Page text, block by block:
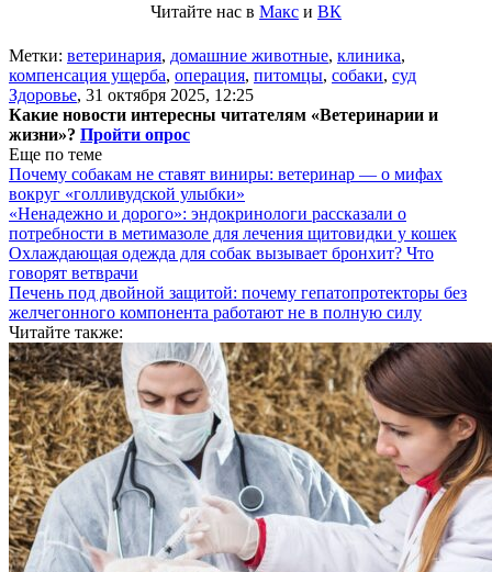
Читайте нас в Макс и ВК
Метки: ветеринария, домашние животные, клиника,
компенсация ущерба, операция, питомцы, собаки, суд
Здоровье, 31 октября 2025, 12:25
Какие новости интересны читателям «Ветеринарии и
жизни»? Пройти опрос
Еще по теме
Почему собакам не ставят виниры: ветеринар — о мифах
вокруг «голливудской улыбки»
«Ненадежно и дорого»: эндокринологи рассказали о
потребности в метимазоле для лечения щитовидки у кошек
Охлаждающая одежда для собак вызывает бронхит? Что
говорят ветврачи
Печень под двойной защитой: почему гепатопротекторы без
желчегонного компонента работают не в полную силу
Читайте также: